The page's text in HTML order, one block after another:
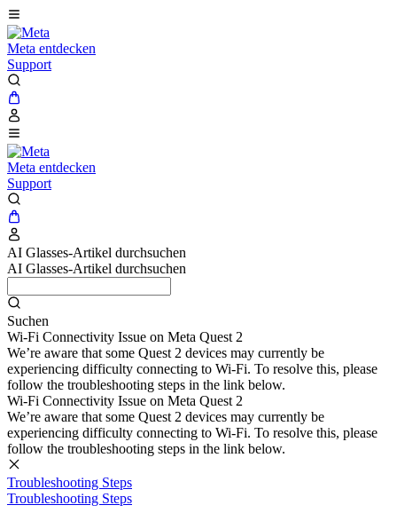
Meta entdecken
Support
Meta entdecken
Support
AI Glasses-Artikel durchsuchen
AI Glasses-Artikel durchsuchen
Suchen
Wi-Fi Connectivity Issue on Meta Quest 2
We’re aware that some Quest 2 devices may currently be
experiencing difficulty connecting to Wi-Fi. To resolve this, please
follow the troubleshooting steps in the link below.
Wi-Fi Connectivity Issue on Meta Quest 2
We’re aware that some Quest 2 devices may currently be
experiencing difficulty connecting to Wi-Fi. To resolve this, please
follow the troubleshooting steps in the link below.
Troubleshooting Steps
Troubleshooting Steps